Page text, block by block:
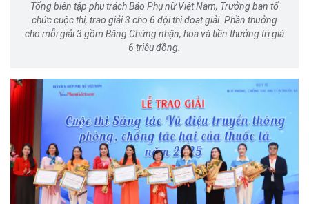
Tổng biên tập phụ trách Báo Phụ nữ Việt Nam, Trưởng ban tổ
chức cuộc thi, trao giải 3 cho 6 đội thi đoạt giải. Phần thưởng
cho mỗi giải 3 gồm Bằng Chứng nhận, hoa và tiền thưởng trị giá
6 triệu đồng.